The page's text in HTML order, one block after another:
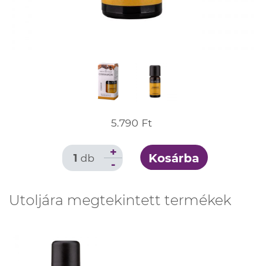
5.790 Ft
1 db -
+ Kosárba
Utoljára megtekintett termékek